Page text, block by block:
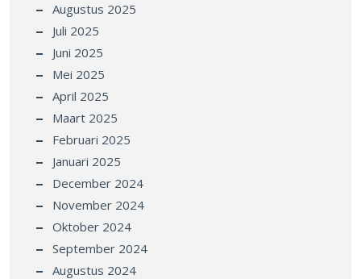
Augustus 2025
Juli 2025
Juni 2025
Mei 2025
April 2025
Maart 2025
Februari 2025
Januari 2025
December 2024
November 2024
Oktober 2024
September 2024
Augustus 2024